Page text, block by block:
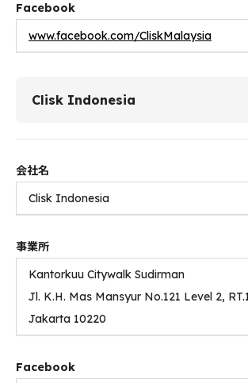
Facebook
www.facebook.com/CliskMalaysia
Clisk Indonesia
会社名
Clisk Indonesia
事業所
Kantorkuu Citywalk Sudirman
Jl. K.H. Mas Mansyur No.121 Level 2,
Jakarta 10220
Facebook